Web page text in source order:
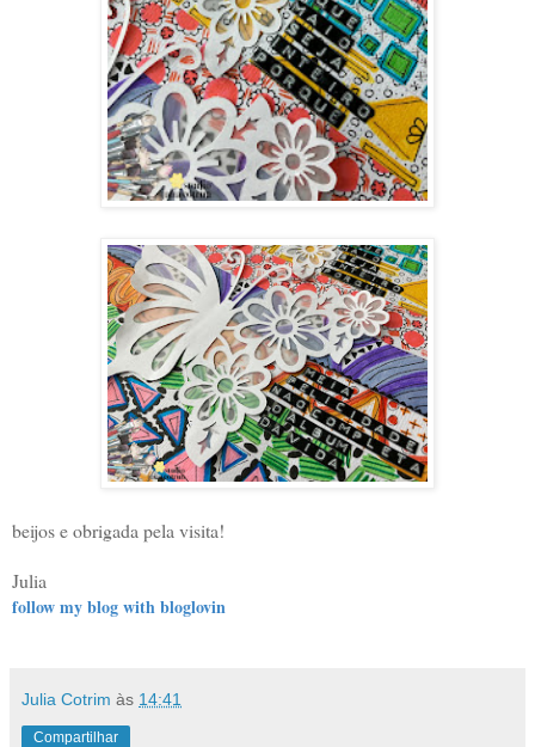
beijos e obrigada pela visita!
Julia
follow my blog with bloglovin
Julia Cotrim às 14:41
Compartilhar